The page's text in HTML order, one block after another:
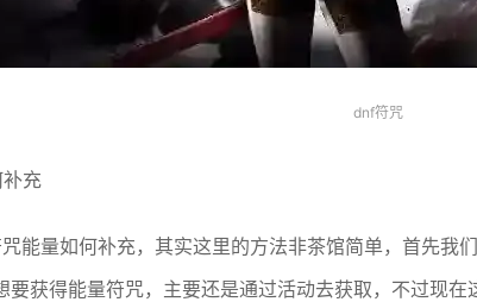
dnf符咒
补充
能量如何补充，其实这里的方法非茶馆简单，首先我
要获得能量符咒，主要还是通过活动去获取，不过现